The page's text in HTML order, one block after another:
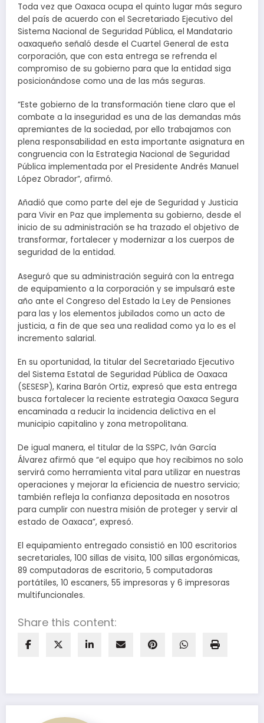
Toda vez que Oaxaca ocupa el quinto lugar más seguro
del país de acuerdo con el Secretariado Ejecutivo del
Sistema Nacional de Seguridad Pública, el Mandatario
oaxaqueño señaló desde el Cuartel General de esta
corporación, que con esta entrega se refrenda el
compromiso de su gobierno para que la entidad siga
posicionándose como una de las más seguras.
“Este gobierno de la transformación tiene claro que el
combate a la inseguridad es una de las demandas más
apremiantes de la sociedad, por ello trabajamos con
plena responsabilidad en esta importante asignatura en
congruencia con la Estrategia Nacional de Seguridad
Pública implementada por el Presidente Andrés Manuel
López Obrador”, afirmó.
Añadió que como parte del eje de Seguridad y Justicia
para Vivir en Paz que implementa su gobierno, desde el
inicio de su administración se ha trazado el objetivo de
transformar, fortalecer y modernizar a los cuerpos de
seguridad de la entidad.
Aseguró que su administración seguirá con la entrega
de equipamiento a la corporación y se impulsará este
año ante el Congreso del Estado la Ley de Pensiones
para las y los elementos jubilados como un acto de
justicia, a fin de que sea una realidad como ya lo es el
incremento salarial.
En su oportunidad, la titular del Secretariado Ejecutivo
del Sistema Estatal de Seguridad Pública de Oaxaca
(SESESP), Karina Barón Ortiz, expresó que esta entrega
busca fortalecer la reciente estrategia Oaxaca Segura
encaminada a reducir la incidencia delictiva en el
municipio capitalino y zona metropolitana.
De igual manera, el titular de la SSPC, Iván García
Álvarez afirmó que “el equipo que hoy recibimos no solo
servirá como herramienta vital para utilizar en nuestras
operaciones y mejorar la eficiencia de nuestro servicio;
también refleja la confianza depositada en nosotros
para cumplir con nuestra misión de proteger y servir al
estado de Oaxaca”, expresó.
El equipamiento entregado consistió en 100 escritorios
secretariales, 100 sillas de visita, 100 sillas ergonómicas,
89 computadoras de escritorio, 5 computadoras
portátiles, 10 escaners, 55 impresoras y 6 impresoras
multifuncionales.
Share this content: